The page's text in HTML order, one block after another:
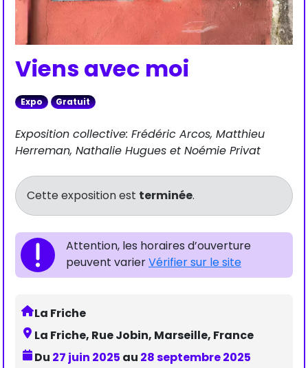
Viens avec moi
Expo Gratuit
Exposition collective: Frédéric Arcos, Matthieu
Herreman, Nathalie Hugues et Noémie Privat
Cette exposition est terminée.
Attention, les horaires d’ouverture
peuvent varierVérifier sur le site
La Friche
La Friche, Rue Jobin, Marseille, France
Du 27 juin 2025 au 28 septembre 2025